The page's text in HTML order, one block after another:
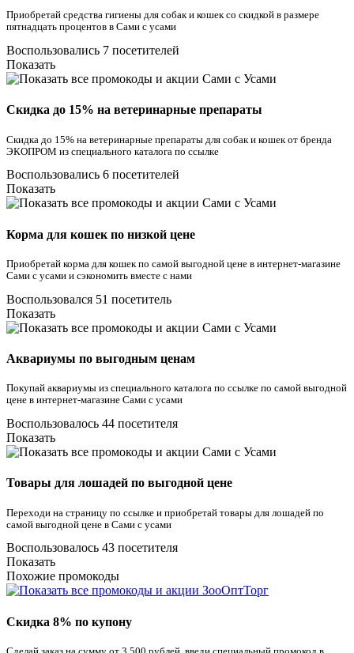
Приобретай средства гигиены для собак и кошек со скидкой в размере
пятнадцать процентов в Сами с усами
Воспользовались 7 посетителей
Показать
Скидка до 15% на ветеринарные препараты
Скидка до 15% на ветеринарные препараты для собак и кошек от бренда
ЭКОПРОМ из специального каталога по ссылке
Воспользовались 6 посетителей
Показать
Корма для кошек по низкой цене
Приобретай корма для кошек по самой выгодной цене в интернет-магазине
Сами с усами и сэкономить вместе с нами
Воспользовался 51 посетитель
Показать
Аквариумы по выгодным ценам
Покупай аквариумы из специального каталога по ссылке по самой выгодной
цене в интернет-магазине Сами с усами
Воспользовалось 44 посетителя
Показать
Товары для лошадей по выгодной цене
Переходи на страницу по ссылке и приобретай товары для лошадей по
самой выгодной цене в Сами с усами
Воспользовалось 43 посетителя
Показать
Похожие промокоды
Скидка 8% по купону